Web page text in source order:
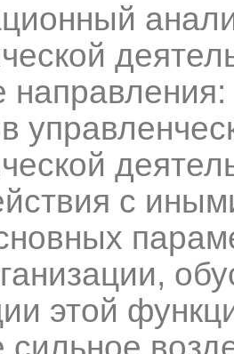
направления:
с
этой